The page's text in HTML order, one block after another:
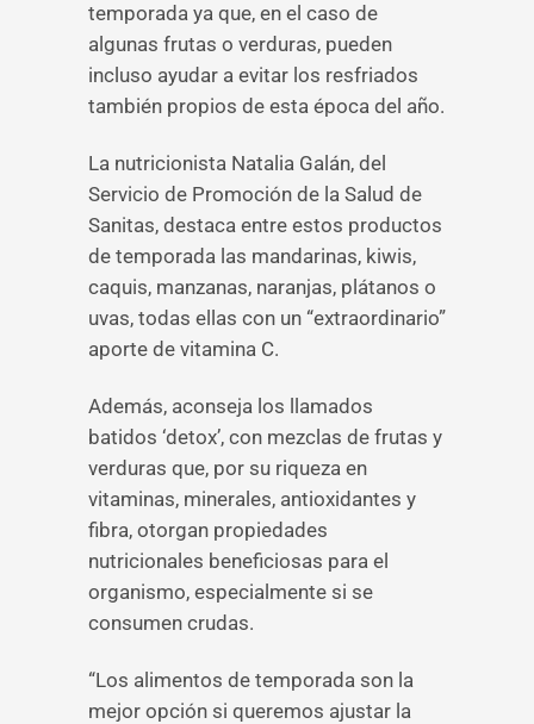
temporada ya que, en el caso de
algunas frutas o verduras, pueden
incluso ayudar a evitar los resfriados
también propios de esta época del año.
La nutricionista Natalia Galán, del
Servicio de Promoción de la Salud de
Sanitas, destaca entre estos productos
de temporada las mandarinas, kiwis,
caquis, manzanas, naranjas, plátanos o
uvas, todas ellas con un “extraordinario”
aporte de vitamina C.
Además, aconseja los llamados
batidos ‘detox’, con mezclas de frutas y
verduras que, por su riqueza en
vitaminas, minerales, antioxidantes y
fibra, otorgan propiedades
nutricionales beneficiosas para el
organismo, especialmente si se
consumen crudas.
“Los alimentos de temporada son la
mejor opción si queremos ajustar la